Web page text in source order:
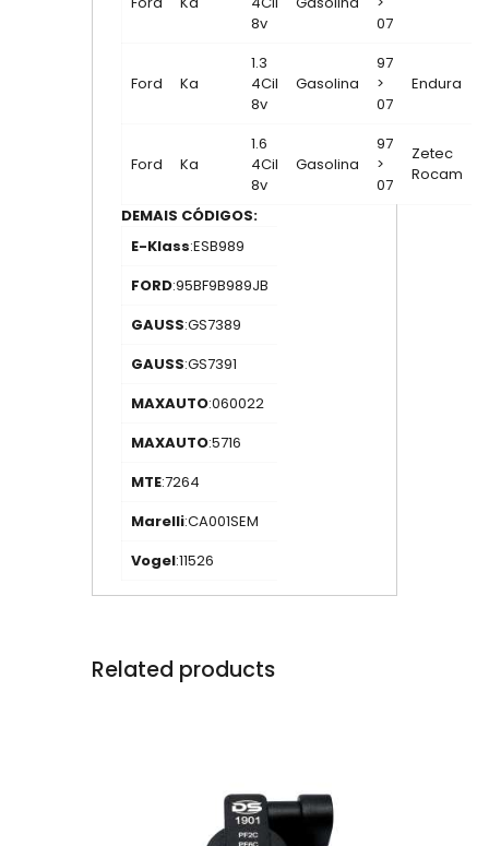
8v
07
Ford Ka
1.3
4Cil
8v
Gasolina
97
>
07
Endura
Ford Ka
1.6
4Cil
8v
Gasolina
97
>
07
Zetec
Rocam
DEMAIS CÓDIGOS:
E-Klass:ESB989
FORD:95BF9B989JB
GAUSS:GS7389
GAUSS:GS7391
MAXAUTO:060022
MAXAUTO:5716
MTE:7264
Marelli:CA001SEM
Vogel:11526
Related products